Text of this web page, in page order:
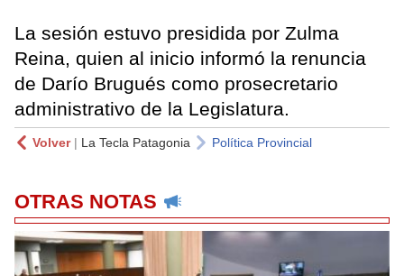
La sesión estuvo presidida por Zulma
Reina, quien al inicio informó la renuncia
de Darío Brugués como prosecretario
administrativo de la Legislatura.
Volver| La Tecla Patagonia Política Provincial
OTRAS NOTAS